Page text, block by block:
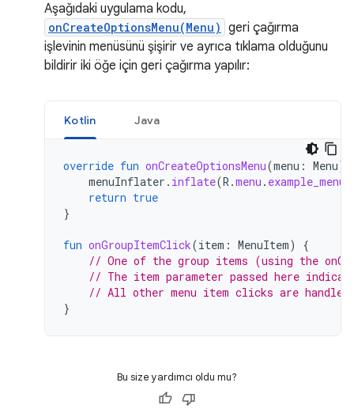
Aşağıdaki uygulama kodu,
onCreateOptionsMenu(Menu) geri çağırma
işlevinin menüsünü şişirir ve ayrıca tıklama olduğunu
bildirir iki öğe için geri çağırma yapılır:
Kotlin Java
override fun onCreateOptionsMenu(menu : Menu):
menuInflater . inflate(R .menu . example_menu
return true
}
fun onGroupItemClick(item : MenuItem)
{
// One of the group items (using the
// The item parameter passed here
// All other menu item clicks are handled
}
Bu size yardımcı oldu mu?